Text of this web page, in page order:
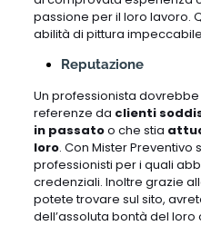
passione per il loro lavoro.
abilità di pittura
Reputazione
Un professionista
referenze da clienti
in passatoo che stia
loro. Con Mister Preventivo
professionisti per i quali
credenziali. Inoltre grazie
potete trovare sul sito,
dell’assoluta bontà del loro